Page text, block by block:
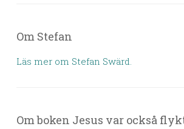
Om Stefan
Läs mer om Stefan Swärd.
Om boken Jesus var också